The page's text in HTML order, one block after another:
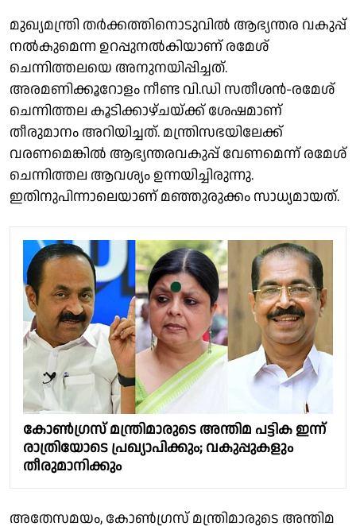
മുഖ്യമന്ത്രി തർക്കത്തിനൊടുവിൽ ആഭ്യന്തര വകുപ്പ്
നൽകുമെന്ന ഉറപ്പുനൽകിയാണ് രമേശ്
ചെന്നിത്തലയെ അനുനയിപ്പിച്ചത്.
അരമണിക്കൂറോളം നീണ്ട വി.ഡി സതീശൻ-രമേശ്
ചെന്നിത്തല കൂടിക്കാഴ്ചയ്ക്ക് ശേഷമാണ്
തീരുമാനം അറിയിച്ചത്. മന്ത്രിസഭയിലേക്ക്
വരണമെങ്കിൽ ആഭ്യന്തരവകുപ്പ് വേണമെന്ന് രമേശ്
ചെന്നിത്തല ആവശ്യം ഉന്നയിച്ചിരുന്നു.
ഇതിനുപിന്നാലെയാണ് മഞ്ഞുരുക്കം സാധ്യമായത്.
കോൺ​ഗ്രസ് മന്ത്രിമാരുടെ അന്തിമ പട്ടിക ഇന്ന്
രാത്രിയോടെ പ്രഖ്യാപിക്കും; വകുപ്പുകളും
തീരുമാനിക്കും
അതേസമയം‌, കോൺ​ഗ്രസ് മന്ത്രിമാരുടെ അന്തിമ